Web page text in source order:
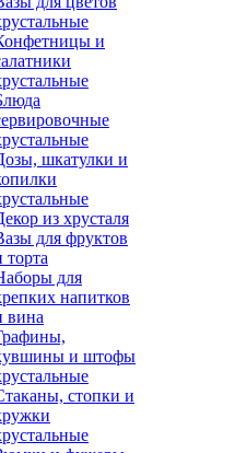
и
шкатулки и
из хрусталя
для фруктов
торта
для
напитков
вина
и штофы
стопки и